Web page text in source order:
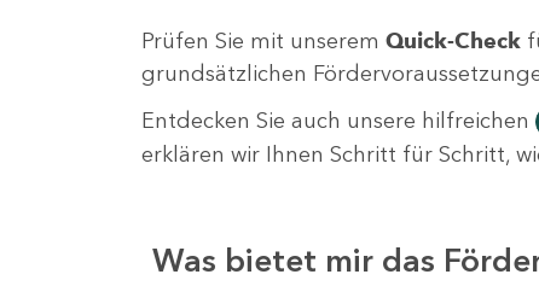
Prüfen Sie mit unserem Quick-Check
grundsätzlichen
Entdecken Sie auch unsere hilfreichen
erklären wir Ihnen Schritt für Schritt,
Was bietet mir das